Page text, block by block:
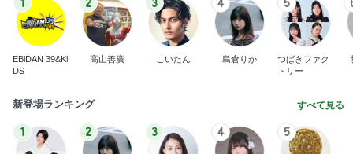
1
EBiDAN 39&Ki
DS
2
高山善廣
3
こいたん
4
島倉りか
5
つばきファク
トリー
新登場ランキング すべて見る
1 2 3 4 5